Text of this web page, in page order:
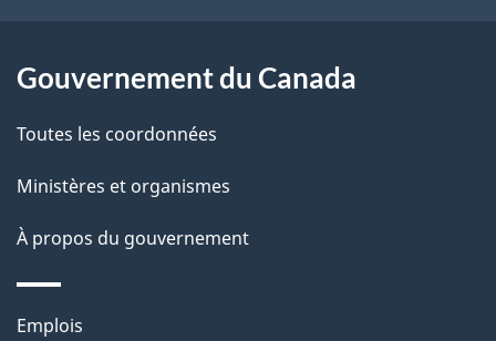
l
a
g
e
Gouvernement du Canada
Toutes les coordonnées
Ministères et organismes
À propos du gouvernement
Thèmes
Emplois